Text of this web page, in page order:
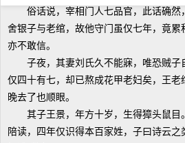
俗话说，宰相门人七品官，此话确然
舍银子与老绾，故他守门虽仅七年，竟累
亦不敢信。
子夜，其妻刘氏久不能寐，唯恐贼子
仅四十有七，却已熬成花甲老妇矣，王
晚去了也顺眼。
其子王景，年方十岁，生得獐头鼠目
陪读，四年仅识得本百家姓，子曰诗云